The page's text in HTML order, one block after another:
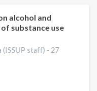
alcohol and
substance use
(ISSUP staff) -27